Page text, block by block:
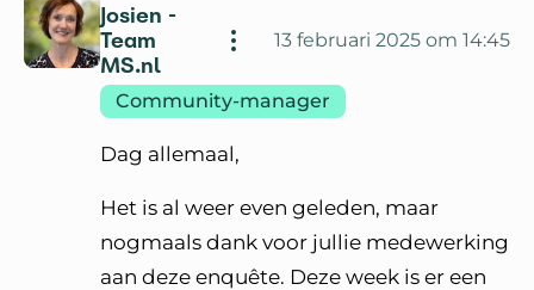
Josien -
Team
MS.nl
13 februari 2025 om 14:45
Community-manager
Dag allemaal,
Het is al weer even geleden, maar
nogmaals dank voor jullie medewerking
aan deze enquête. Deze week is er een